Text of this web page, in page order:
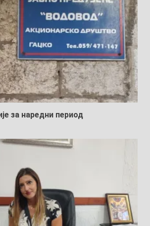
за наредни период